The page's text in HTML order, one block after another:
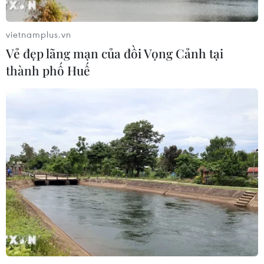
Dự án đường cao tốc nối Lai Châu-
Lào Cai
08/08/2026 08:45
Nghệ An: Sạt lở nghiêm trọng, tỉnh lộ
Vụ phế liệu bằng sắt, nhọn rơi trên
cao tốc: Tài xế xe chở mắc nhiều lỗi vi
phạm
08/08/2026 06:37
Dự án Sân bay Phú Quốc tăng tốc thi
vietnamplus.vn
Vẻ đẹp lãng mạn của đồi Vọng Cảnh tại
thành phố Huế